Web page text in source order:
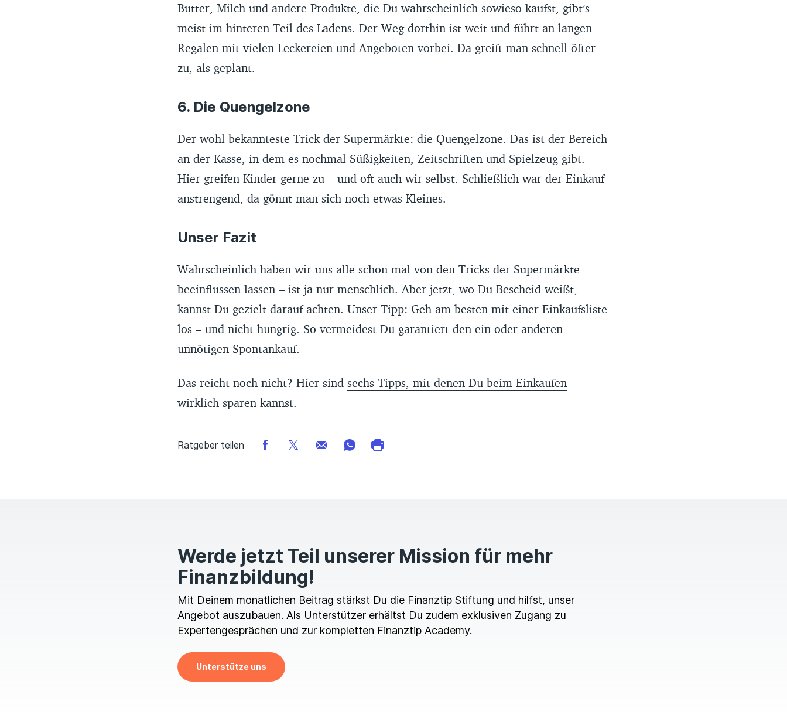
Butter, Milch und andere Produkte, die Du wahrscheinlich sowieso kaufst, gibt’s
meist im hinteren Teil des Ladens. Der Weg dorthin ist weit und führt an langen
Regalen mit vielen Leckereien und Angeboten vorbei. Da greift man schnell öfter
zu, als geplant.
6. Die Quengelzone
Der wohl bekannteste Trick der Supermärkte: die Quengelzone. Das ist der Bereich
an der Kasse, in dem es nochmal Süßigkeiten, Zeitschriften und Spielzeug gibt.
Hier greifen Kinder gerne zu – und oft auch wir selbst. Schließlich war der Einkauf
anstrengend, da gönnt man sich noch etwas Kleines.
Unser Fazit
Wahrscheinlich haben wir uns alle schon mal von den Tricks der Supermärkte
beeinflussen lassen – ist ja nur menschlich. Aber jetzt, wo Du Bescheid weißt,
kannst Du gezielt darauf achten. Unser Tipp: Geh am besten mit einer Einkaufsliste
los – und nicht hungrig. So vermeidest Du garantiert den ein oder anderen
unnötigen Spontankauf.
Das reicht noch nicht? Hier sind sechs Tipps, mit denen Du beim Einkaufen
wirklich sparen kannst.
Ratgeber teilen
Werde jetzt Teil unserer Mission für mehr
Finanzbildung!
Mit Deinem monatlichen Beitrag stärkst Du die Finanztip Stiftung und hilfst, unser
Angebot auszubauen. Als Unterstützer erhältst Du zudem exklusiven Zugang zu
Expertengesprächen und zur kompletten Finanztip Academy.
Unterstütze uns